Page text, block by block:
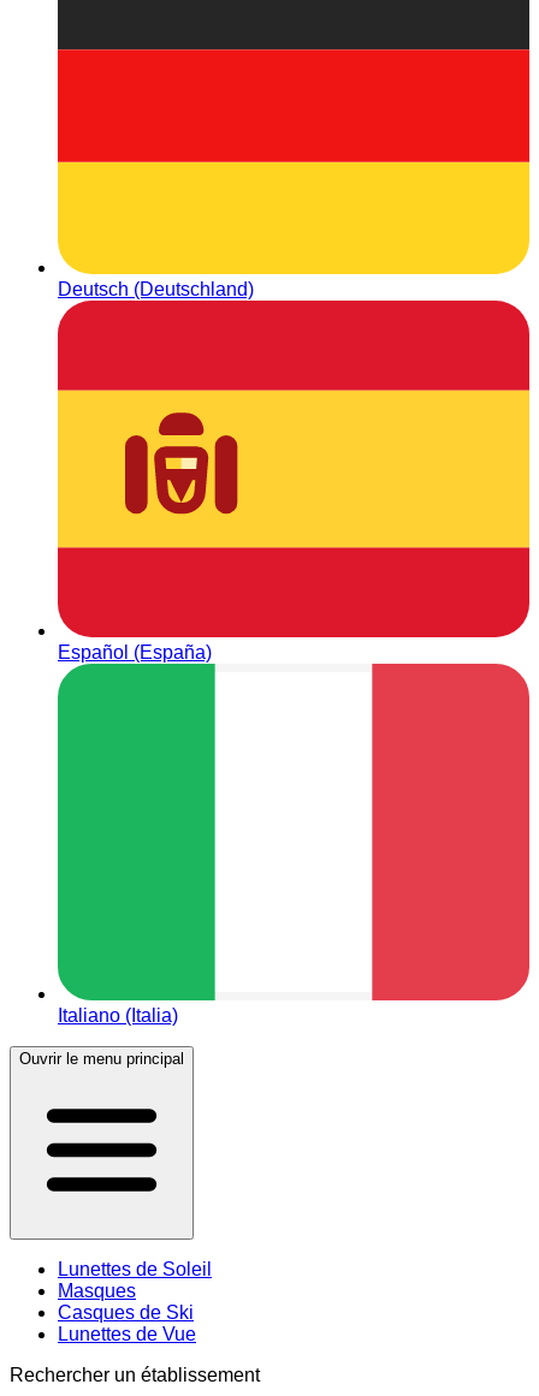
Deutsch (Deutschland)
Español (España)
Italiano (Italia)
Ouvrir le menu principal
Lunettes de Soleil
Masques
Casques de Ski
Lunettes de Vue
Rechercher un établissement